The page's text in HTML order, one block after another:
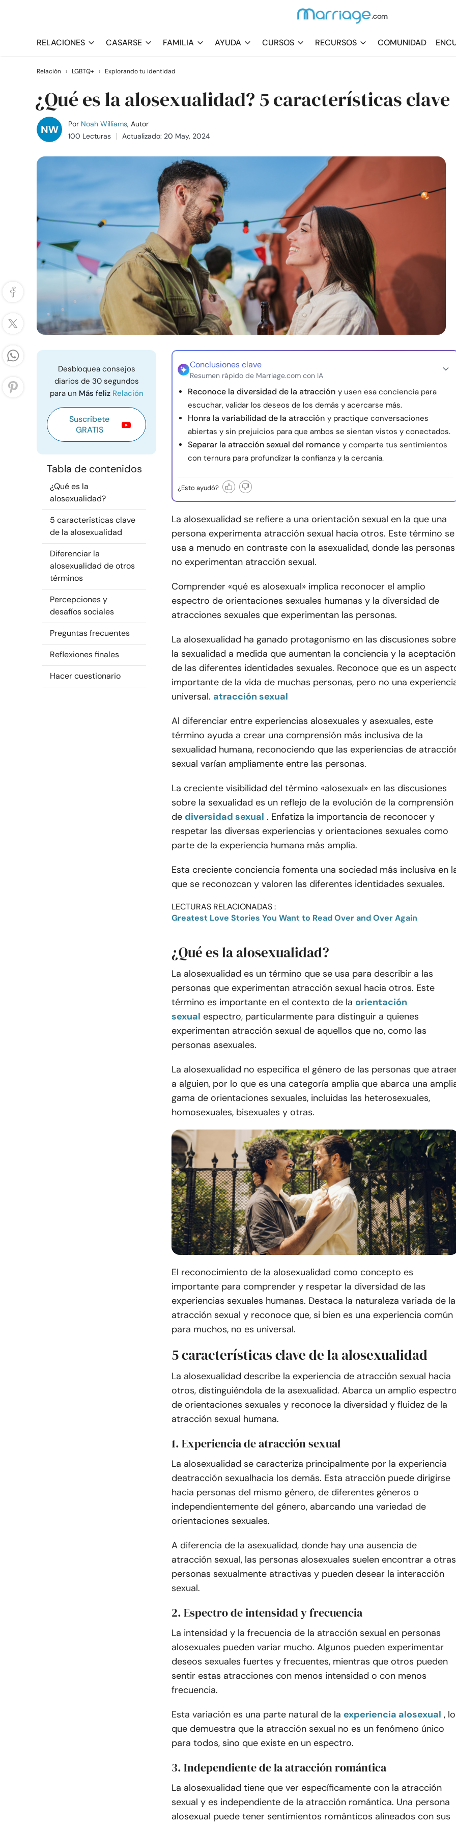
RELACIONES CASARSE FAMILIA AYUDA CURSOS RECURSOS COMUNIDAD
Relación › LGBTQ+ › Explorando tu identidad
¿Qué es la alosexualidad? 5 características clave
Por Noah Williams, Autor
100 Lecturas
Actualizado: 20 May, 2024
Desbloquea consejos
diarios de 30 segundos
para un Más feliz Relación
Suscríbete
GRATIS
Tabla de contenidos
¿Qué es la
alosexualidad?
5 características clave
de la alosexualidad
Diferenciar la
alosexualidad de otros
términos
Percepciones y
desafíos sociales
Preguntas frecuentes
Reflexiones finales
Hacer cuestionario
Conclusiones clave
Resumen rápido de Marriage.com con IA
Reconoce la diversidad de la atracción y usen esa conciencia para
escuchar, validar los deseos de los demás y acercarse más.
Honra la variabilidad de la atracción y practique conversaciones
abiertas y sin prejuicios para que ambos se sientan vistos y conectados.
Separar la atracción sexual del romance y comparte tus sentimientos
con ternura para profundizar la confianza y la cercanía.
¿Esto ayudó?
La alosexualidad se refiere a una orientación sexual en la que una
persona experimenta atracción sexual hacia otros. Este término se
usa a menudo en contraste con la asexualidad, donde las personas
no experimentan atracción sexual.
Comprender «qué es alosexual» implica reconocer el amplio
espectro de orientaciones sexuales humanas y la diversidad de
atracciones sexuales que experimentan las personas.
La alosexualidad ha ganado protagonismo en las discusiones sobre
la sexualidad a medida que aumentan la conciencia y la aceptación
de las diferentes identidades sexuales. Reconoce que es un
importante de la vida de muchas personas, pero no una
universal. atracción sexual
Al diferenciar entre experiencias alosexuales y asexuales, este
término ayuda a crear una comprensión más inclusiva de la
sexualidad humana, reconociendo que las experiencias de
sexual varían ampliamente entre las personas.
La creciente visibilidad del término «alosexual» en las discusiones
sobre la sexualidad es un reflejo de la evolución de la comprensión
de diversidad sexual . Enfatiza la importancia de reconocer y
respetar las diversas experiencias y orientaciones sexuales como
parte de la experiencia humana más amplia.
Esta creciente conciencia fomenta una sociedad más inclusiva en
que se reconozcan y valoren las diferentes identidades sexuales.
LECTURAS RELACIONADAS :
Greatest Love Stories You Want to Read Over and Over Again
¿Qué es la alosexualidad?
La alosexualidad es un término que se usa para describir a las
personas que experimentan atracción sexual hacia otros. Este
término es importante en el contexto de la orientación
sexual espectro, particularmente para distinguir a quienes
experimentan atracción sexual de aquellos que no, como las
personas asexuales.
La alosexualidad no especifica el género de las personas que
a alguien, por lo que es una categoría amplia que abarca una
gama de orientaciones sexuales, incluidas las heterosexuales,
homosexuales, bisexuales y otras.
El reconocimiento de la alosexualidad como concepto es
importante para comprender y respetar la diversidad de las
experiencias sexuales humanas. Destaca la naturaleza variada de la
atracción sexual y reconoce que, si bien es una experiencia común
para muchos, no es universal.
5 características clave de la alosexualidad
La alosexualidad describe la experiencia de atracción sexual hacia
otros, distinguiéndola de la asexualidad. Abarca un amplio
de orientaciones sexuales y reconoce la diversidad y fluidez de la
atracción sexual humana.
1. Experiencia de atracción sexual
La alosexualidad se caracteriza principalmente por la experiencia
deatracción sexualhacia los demás. Esta atracción puede dirigirse
hacia personas del mismo género, de diferentes géneros o
independientemente del género, abarcando una variedad de
orientaciones sexuales.
A diferencia de la asexualidad, donde hay una ausencia de
atracción sexual, las personas alosexuales suelen encontrar a otras
personas sexualmente atractivas y pueden desear la interacción
sexual.
2. Espectro de intensidad y frecuencia
La intensidad y la frecuencia de la atracción sexual en personas
alosexuales pueden variar mucho. Algunos pueden experimentar
deseos sexuales fuertes y frecuentes, mientras que otros pueden
sentir estas atracciones con menos intensidad o con menos
frecuencia.
Esta variación es una parte natural de la experiencia alosexual , lo
que demuestra que la atracción sexual no es un fenómeno único
para todos, sino que existe en un espectro.
3. Independiente de la atracción romántica
La alosexualidad tiene que ver específicamente con la atracción
sexual y es independiente de la atracción romántica. Una persona
alosexual puede tener sentimientos románticos alineados con sus